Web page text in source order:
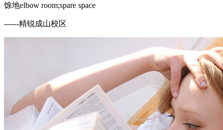
馀地elbow room;spare space
------精锐成山校区